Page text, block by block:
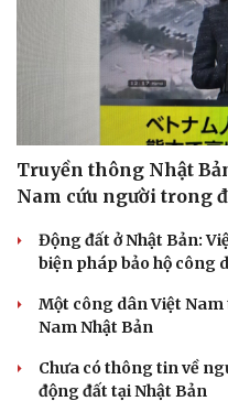
Doanh nghiệp
Thông tin doanh nghiệp
Doanh nghiệp 24h
Doanh nhân
Vì cộng đồng
Truyền thông Nhật
Nam cứu người trong
Động đất ở Nhật Bản:
biện pháp bảo hộ công
Một công dân Việt
Nam Nhật Bản
Chưa có thông tin về
động đất tại Nhật Bản